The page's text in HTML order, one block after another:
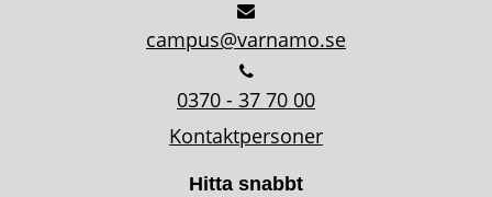
campus@varnamo.se
0370 - 37 70 00
Kontaktpersoner
Hitta snabbt